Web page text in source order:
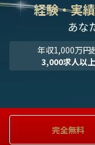
経験・実
あな
年収1,000万円
3,000求人以上
完全無料